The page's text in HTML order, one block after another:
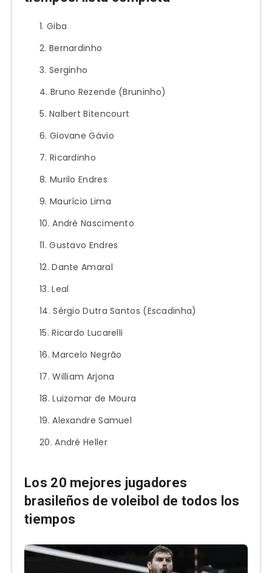
Giba
Bernardinho
Serginho
Bruno Rezende (Bruninho)
Nalbert Bitencourt
Giovane Gávio
Ricardinho
Murilo Endres
Maurício Lima
André Nascimento
Gustavo Endres
Dante Amaral
Leal
Sérgio Dutra Santos (Escadinha)
Ricardo Lucarelli
Marcelo Negrão
William Arjona
Luizomar de Moura
Alexandre Samuel
André Heller
Los 20 mejores jugadores
brasileños de voleibol de todos los
tiempos